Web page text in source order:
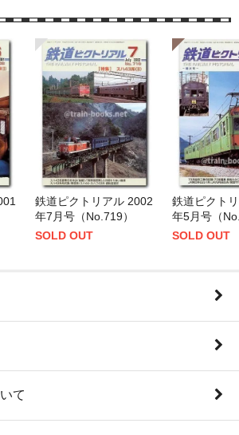
鉄道ピクトリアル 2002
年7月号（No.719）
SOLD OUT
鉄道ピクト
年5月号（
SOLD OUT
て